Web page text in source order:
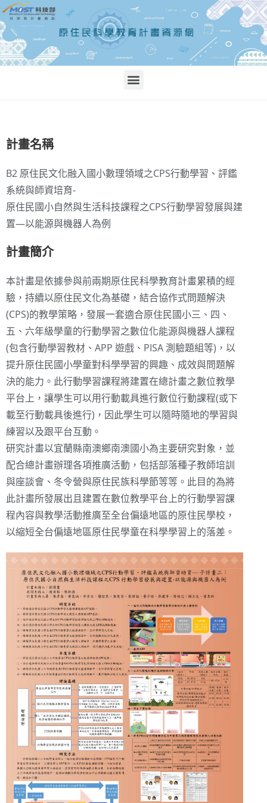
計畫名稱
B2 原住民文化融入國小數理領域之CPS行動學習、評鑑
系統與師資培育-
原住民國小自然與生活科技課程之CPS行動學習發展與建
置―以能源與機器人為例
計畫簡介
本計畫是依據參與前兩期原住民科學教育計畫累積的經
驗，持續以原住民文化為基礎，結合協作式問題解決
(CPS)的教學策略，發展一套適合原住民國小三、四、
五、六年級學童的行動學習之數位化能源與機器人課程
(包含行動學習教材、APP 遊戲、PISA 測驗題組等)，以
提升原住民國小學童對科學學習的興趣、成效與問題解
決的能力。此行動學習課程將建置在總計畫之數位教學
平台上，讓學生可以用行動載具進行數位行動課程(或下
載至行動載具後進行)，因此學生可以隨時隨地的學習與
練習以及跟平台互動。
研究計畫以宜蘭縣南澳鄉南澳國小為主要研究對象，並
配合總計畫辦理各項推廣活動，包括部落種子教師培訓
與座談會、冬令營與原住民族科學節等等。此目的為將
此計畫所發展出且建置在數位教學平台上的行動學習課
程內容與教學活動推廣至全台偏遠地區的原住民學校，
以縮短全台偏遠地區原住民學童在科學學習上的落差。